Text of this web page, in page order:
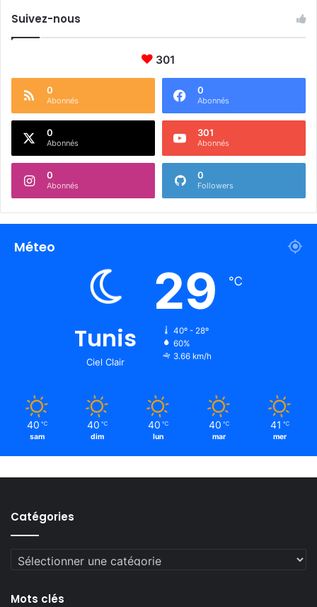
Suivez-nous
301
0
Abonnés
0
Abonnés
0
Abonnés
301
Abonnés
0
Abonnés
0
Followers
Méteo
Tunis
Ciel Clair
29 ℃
40º - 28º
60%
3.66 km/h
40 ℃
sam
40 ℃
dim
40 ℃
lun
40 ℃
mar
41 ℃
mer
Catégories
Catégories
Mots clés